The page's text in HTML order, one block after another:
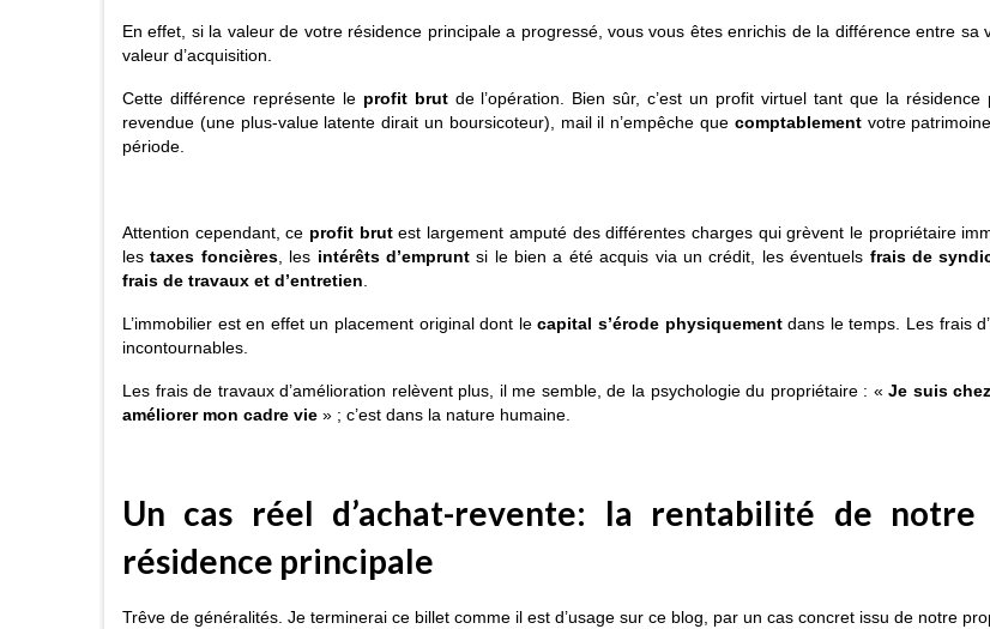
En effet, si la valeur de votre résidence principale a progressé, vous vous êtes enrichis de la différence entre sa
valeur d’acquisition.
Cette différence représente le profit brutde l’opération. Bien sûr, c’est un profit virtuel tant que la résidence
revendue (une plus-value latente dirait un boursicoteur), mail il n’empêche que comptablementvotre
période.
Attention cependant, ce profit brutest largement amputé des différentes charges qui grèvent le propriétaire
lestaxes foncières, les intérêts d’empruntsi le bien a été acquis via un crédit, les éventuels frais de
frais de travaux et d’entretien
L’immobilier est en effet un placement original dont lecapital s’érode physiquementdans le temps. Les frais
incontournables.
Les frais de travaux d’amélioration relèvent plus, il me semble, de la psychologie du propriétaire : «Je suis
améliorer mon cadre vie » ; c’est dans la nature humaine.
Un cas réel d’achat-revente: la rentabilité de notre
résidence principale
Trêve de généralités. Je terminerai ce billet comme il est d’usage sur ce blog, par un cas concret issu de notre